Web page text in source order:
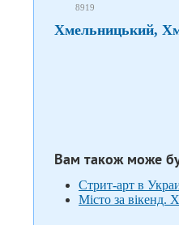
8919
Хмельницький,
Вам також може
Стрит-арт в
Місто за вікенд.